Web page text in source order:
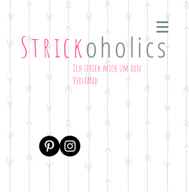
Strickoholics
Ich strick mich um den
Verstand